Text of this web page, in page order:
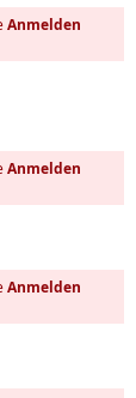
Anmelden
Anmelden
Anmelden